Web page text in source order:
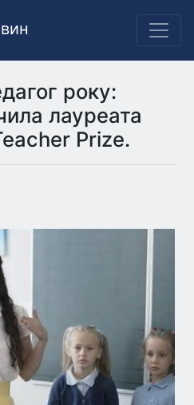
року:
лауреата
Prize.